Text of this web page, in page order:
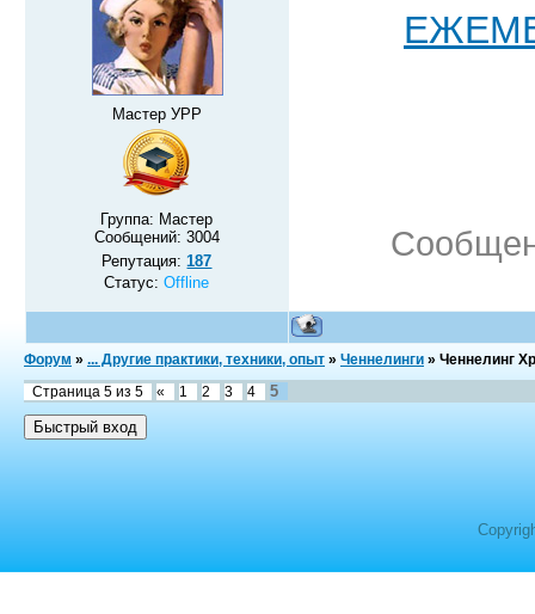
Мастер УРР
Группа: Мастер
Сообщений: 3004
Репутация:187
Статус:Offline
Форум » ... Другие практики, техники, опыт » Ченнелинги » Ченнелинг
Страница 5 из 5 « 1 2 3 4 5